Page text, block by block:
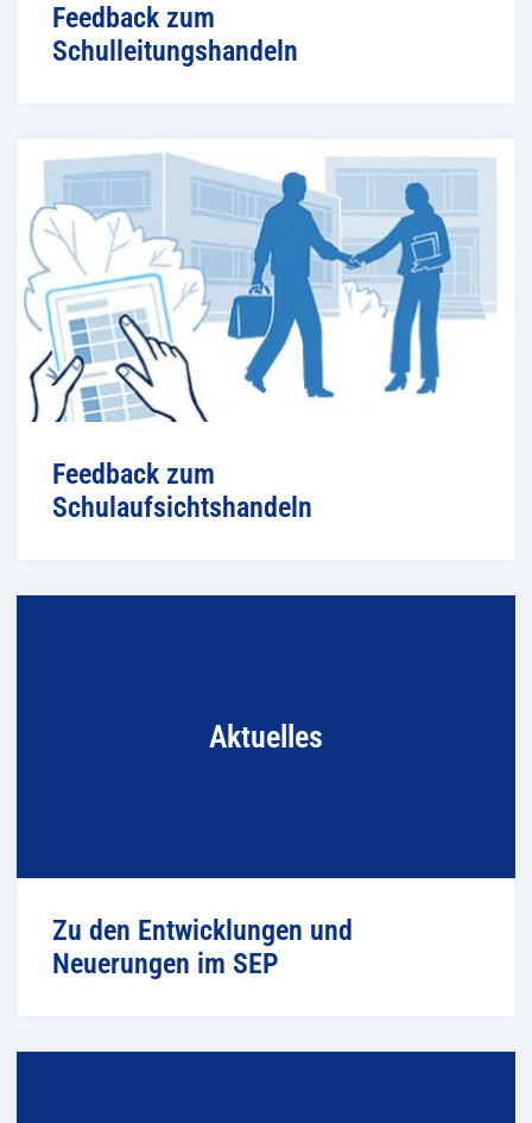
Feedback zum
Schulleitungshandeln
Feedback zum
Schulaufsichtshandeln
Aktuelles
Zu den Entwicklungen und
Neuerungen im SEP